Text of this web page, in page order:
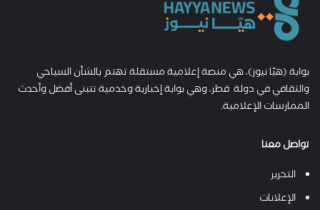
بوابة (هيّا نيوز)، هي منصة إعلامية مستقلة تهتم بالشأن السياحي
والثقافي في دولة قطر، وهي بوابة إخبارية وخدمية تتبنى أفضل وأحدث
الممارسات الإعلامية.
تواصل معنا
التحرير
الإعلانات